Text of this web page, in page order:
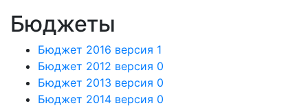
Бюджеты
Бюджет 2016 версия 1
Бюджет 2012 версия 0
Бюджет 2013 версия 0
Бюджет 2014 версия 0